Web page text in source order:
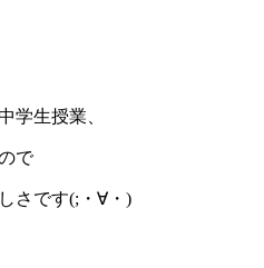
学生授業、
で
さです(;・∀・)